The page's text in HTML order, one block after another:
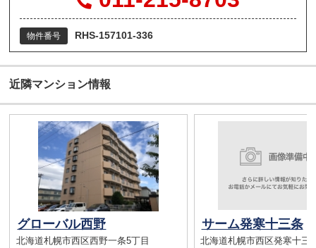
物件番号 RHS-157101-336
近隣マンション情報
グローバル西野
北海道札幌市西区西野一条5丁目
サーム発寒十三条
北海道札幌市西区発寒十三